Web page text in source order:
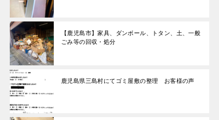
【鹿児島市】家具、ダンボール、トタン、土、一般
ごみ等の回収・処分
鹿児島県三島村にてゴミ屋敷の整理 お客様の声